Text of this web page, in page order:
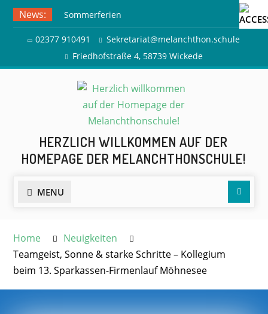
Skip
content
News:
Sommerferien
Ausflug zur Freilichtbühne
Herdringen
02377 910491
Sekretariat@melanchthon.schule
Friedhofstraße 4, 58739 Wickede
HERZLICH WILLKOMMEN AUF DER
HOMEPAGE DER MELANCHTHONSCHULE!
MENU
Home
Neuigkeiten
Teamgeist, Sonne & starke Schritte – Kollegium
beim 13. Sparkassen-Firmenlauf Möhnesee